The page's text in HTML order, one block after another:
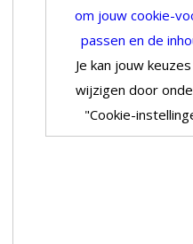
om jouw cookie-
passen en de
Je kan jouw
wijzigen door
"Cookie-